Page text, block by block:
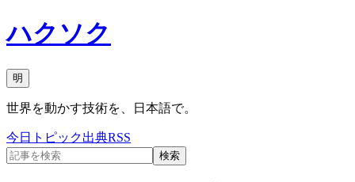
ハクソク
明
世界を動かす技術を、日本語で。
今日 トピック出典RSS
検索